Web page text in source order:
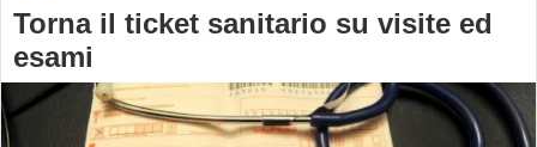
Torna il ticket sanitario su visite ed
esami